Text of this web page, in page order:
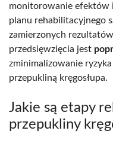
monitorowanie efektów
planu rehabilitacyjnego
zamierzonych
przedsięwzięcia jest
zminimalizowanie
przepukliną kręgosłupa.
Jakie są etapy
przepukliny